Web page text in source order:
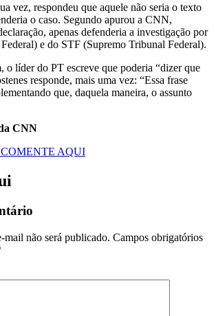
vez, respondeu que aquele não seria o texto
o caso. Segundo apurou a CNN,
apenas defenderia a investigação por
e do STF (Supremo Tribunal Federal).
o líder do PT escreve que poderia “dizer que
responde, mais uma vez: “Essa frase
que, daquela maneira, o assunto
CNN
COMENTE AQUI
mail não será publicado. Campos obrigatórios